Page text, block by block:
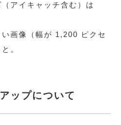
アイキャッチ含む）は
い画像（幅が 1,200 ピクセ
。
ップについて